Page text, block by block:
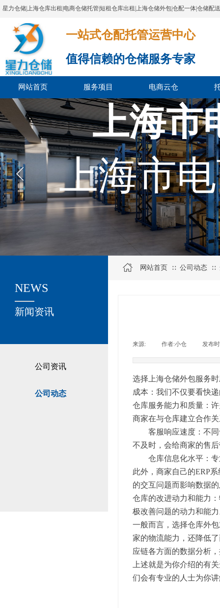
星力仓储|上海仓库出租|电商仓储托管|短租仓库出租|上海仓储外包|仓配一体|仓储配
一站式仓配托管运营中心​​​​​​​​​​​​​​​​​
值得信赖的仓储服务专家
网站首页 服务项目 电商云仓
上海市
上海市
公司资讯
公司动态
关于我们
新闻资讯
NEWS
网站首页 ∷ 公司动态 ∷
来源: 作者:小仓 发布
选择上海仓储外包服务
成本：我们不仅要看快
仓库服务能力和质量：
商家在与仓库建立合作
客服响应速度：不同
不及时，会给商家的售
仓库信息化水平：专
此外，商家自己的ERP
的交互问题而影响数据
仓库的改进动力和能力
极改善问题的动力和能
一般而言，选择仓库外
家的物流能力，还降低
应链各方面的数据分析
上述就是为你介绍的有
们会有专业的人士为你